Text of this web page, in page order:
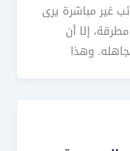
غير مباشرة يرى
إلا أن
وهذا